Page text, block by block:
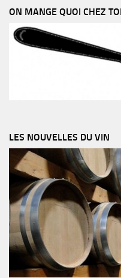
ON MANGE QUOI CHEZ
LES NOUVELLES DU VIN